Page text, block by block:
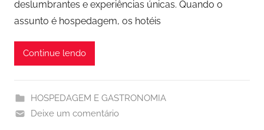
deslumbrantes e experiências únicas. Quando o
assunto é hospedagem, os hotéis
Continue lendo
HOSPEDAGEM E GASTRONOMIA
Deixe um comentário